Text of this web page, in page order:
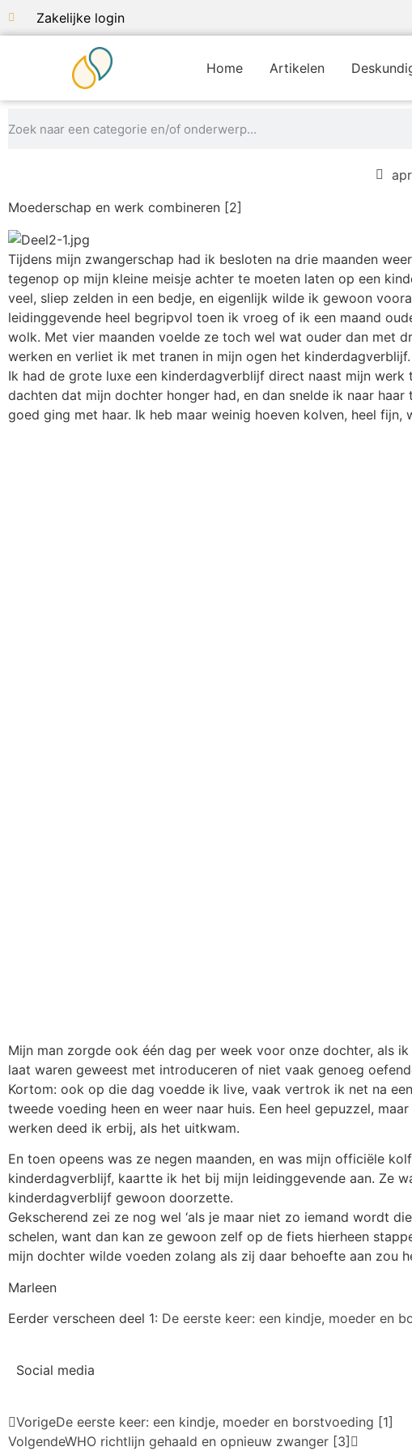
Zakelijke login
Home Artikelen
Moederschap en werk combineren [2]
Tijdens mijn zwangerschap had ik besloten na drie maanden
tegenop op mijn kleine meisje achter te moeten laten op een
veel, sliep zelden in een bedje, en eigenlijk wilde ik gewoon
leidinggevende heel begripvol toen ik vroeg of ik een maand
wolk. Met vier maanden voelde ze toch wel wat ouder dan met
werken en verliet ik met tranen in mijn ogen het kinderdagverblijf.
Ik had de grote luxe een kinderdagverblijf direct naast mijn
dachten dat mijn dochter honger had, en dan snelde ik naar
goed ging met haar. Ik heb maar weinig hoeven kolven, heel
Mijn man zorgde ook één dag per week voor onze dochter, als
laat waren geweest met introduceren of niet vaak genoeg
Kortom: ook op die dag voedde ik live, vaak vertrok ik net na
tweede voeding heen en weer naar huis. Een heel gepuzzel,
werken deed ik erbij, als het uitkwam.
En toen opeens was ze negen maanden, en was mijn officiële
kinderdagverblijf, kaartte ik het bij mijn leidinggevende aan. Ze
kinderdagverblijf gewoon doorzette.
Gekscherend zei ze nog wel ‘als je maar niet zo iemand wordt
schelen, want dan kan ze gewoon zelf op de fiets hierheen
mijn dochter wilde voeden zolang als zij daar behoefte aan zou
Marleen
Eerder verscheen deel 1: De eerste keer: een kindje, moeder en
Social media
VorigeDe eerste keer: een kindje, moeder en borstvoeding [1]
VolgendeWHO richtlijn gehaald en opnieuw zwanger [3]